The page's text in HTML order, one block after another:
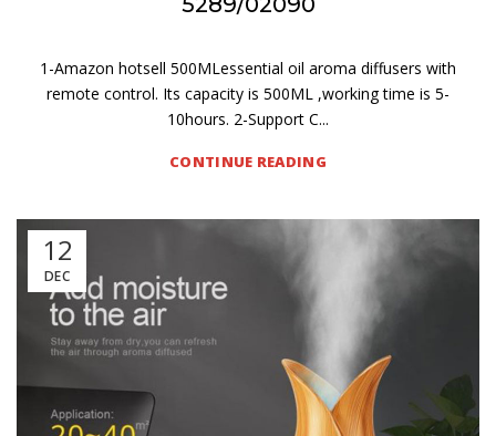
1-Amazon hotsell 500MLessential oil aroma diffusers with
remote control. Its capacity is 500ML ,working time is 5-
10hours. 2-Support C...
CONTINUE READING
12
DEC